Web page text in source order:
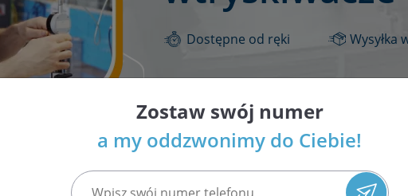
Dostępne od ręki Wysyłka
VDO /Skoda / Rapid Spaceback
Siemens Continental VDO
Zostaw swój numer
a my oddzwonimy do Ciebie!